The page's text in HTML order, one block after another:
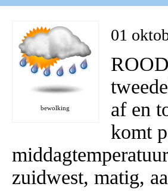
01
bewolking
af en
komt
zuidwest, matig,